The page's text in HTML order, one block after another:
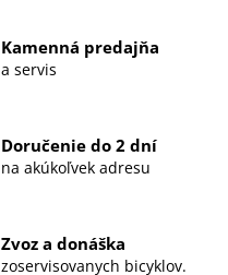
i
v
k
Kamenná predajňa
a servis
Doručenie do 2 dní
na akúkoľvek adresu
Zvoz a donáška
zoservisovanych bicyklov.